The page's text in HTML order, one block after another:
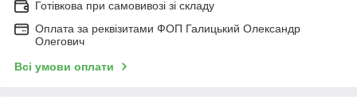
Готівкова при самовивозі зі складу
Оплата за реквізитами ФОП Галицький Олександр
Олегович
Всі умови оплати